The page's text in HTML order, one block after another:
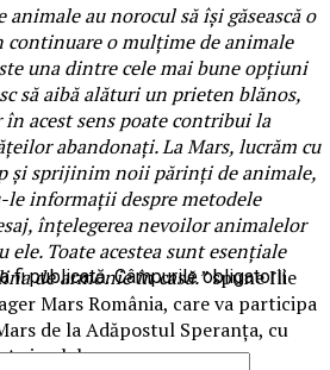
au norocul să își găsească o
continuare o mulțime de animale
una dintre cele mai bune opțiuni
să aibă alături un prieten blănos,
acest sens poate contribui la
abandonați. La Mars, lucrăm cu
și sprijinim noii părinți de animale,
informații despre metodele
înțelegerea nevoilor animalelor
Toate acestea sunt esențiale
de armonie în casă.”spune Ilie
Mars România, care va participa
de la Adăpostul Speranța, cu
Animalelor.
fi publicată. Câmpurile obligatorii